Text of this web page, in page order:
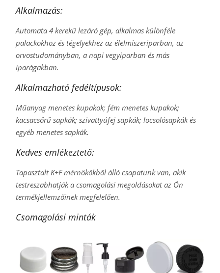
Alkalmazás:
Automata 4 kerekű lezáró gép, alkalmas különféle
palackokhoz és tégelyekhez az élelmiszeriparban, az
orvostudományban, a napi vegyiparban és más
iparágakban.
Alkalmazható fedéltípusok:
Műanyag menetes kupakok; fém menetes kupakok;
kacsacsőrű sapkák; szivattyúfej sapkák; locsolósapkák és
egyéb menetes sapkák.
Kedves emlékeztető:
Tapasztalt K+F mérnökökből álló csapatunk van, akik
testreszabhatják a csomagolási megoldásokat az Ön
termékjellemzőinek megfelelően.
Csomagolási minták